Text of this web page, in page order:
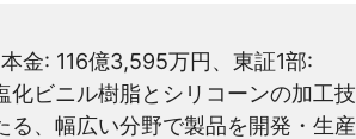
金: 116億3,595万円、東証1部:
ビニル樹脂とシリコーンの加工技
、幅広い分野で製品を開発・生産